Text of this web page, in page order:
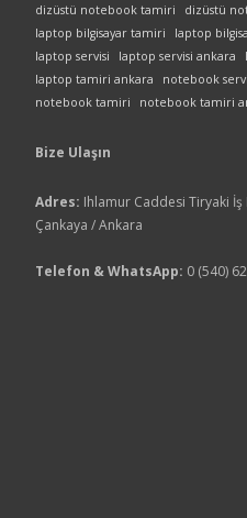
dizüstü notebook tamiri
dizüstü
laptop bilgisayar tamiri
laptop
laptop servisi
laptop servisi ankara
laptop tamiri ankara
notebook
notebook tamiri
notebook tamiri
Bize Ulaşın
Adres: Ihlamur Caddesi Tiryaki İş
Çankaya / Ankara
Telefon & WhatsApp: 0 (540)